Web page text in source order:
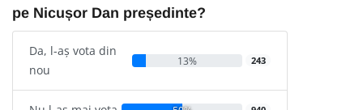
pe Nicușor Dan președinte?
Da, l-aș vota din
nou
13% 243